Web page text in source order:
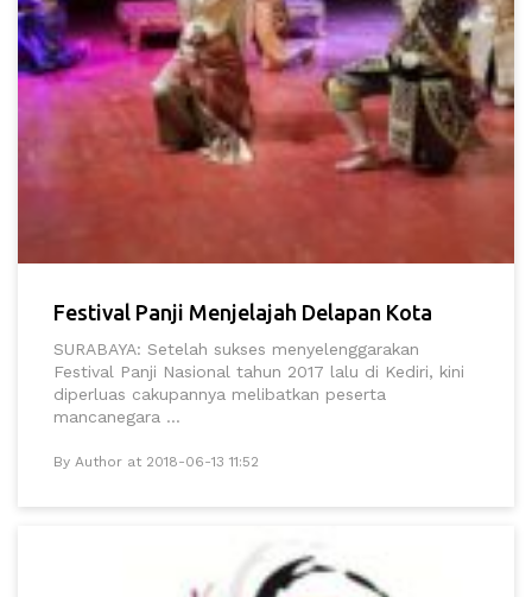
Festival Panji Menjelajah Delapan Kota
SURABAYA: Setelah sukses menyelenggarakan
Festival Panji Nasional tahun 2017 lalu di Kediri, kini
diperluas cakupannya melibatkan peserta
mancanegara ...
By Author at 2018-06-13 11:52